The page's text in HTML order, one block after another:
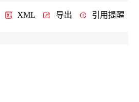
XML 导出 引用提醒